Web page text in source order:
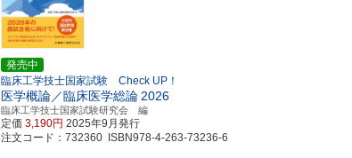
発売中
臨床工学技士国家試験 Check UP！
医学概論／臨床医学総論 2026
臨床工学技士国家試験研究会 編
定価3,190円 2025年9月発行
注文コード：732360 ISBN978-4-263-73236-6